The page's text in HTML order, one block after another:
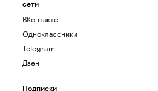
сети
ВКонтакте
Одноклассники
Telegram
Дзен
Подписки